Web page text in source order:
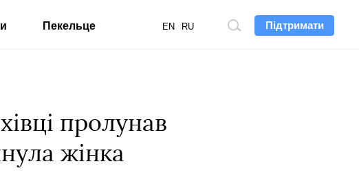
Підтримати
Пошук
EN RU
Пекельце
пролунав
жінка